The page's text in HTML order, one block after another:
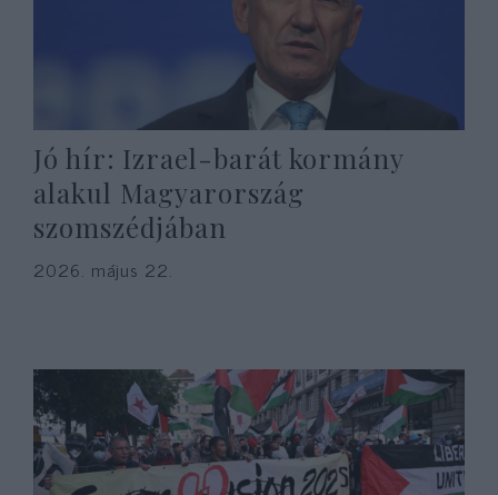
Jó hír: Izrael-barát kormány
alakul Magyarország
szomszédjában
2026. május 22.